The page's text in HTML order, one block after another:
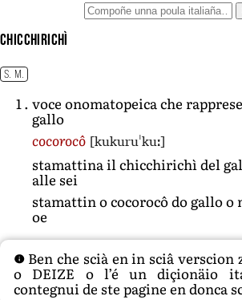
chicchirichì
S. M.
voce onomatopeica che
gallo
cocorocô [kukuruˈkuː]
stamattina il chicchirichì del
alle sei
stamattin o cocorocô do gallo o
oe
Ben che scià en in sciâ verscion
o DEIZE o l’é un diçionäio
contegnui de ste pagine en donca